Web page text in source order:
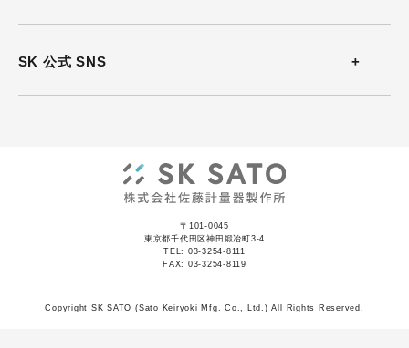
〒101-0045
東京都千代田区神田鍛冶町3-4
TEL: 03-3254-8111
FAX: 03-3254-8119
Copyright SK SATO (Sato Keiryoki Mfg. Co., Ltd.) All Rights Reserved.
SK 公式 SNS
プライバシー・ポリシー
熱中症計